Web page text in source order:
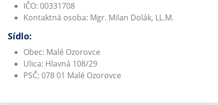
IČO: 00331708
Kontaktná osoba: Mgr. Milan Dolák, LL.M.
Sídlo:
Obec: Malé Ozorovce
Ulica: Hlavná 108/29
PSČ: 078 01 Malé Ozorovce